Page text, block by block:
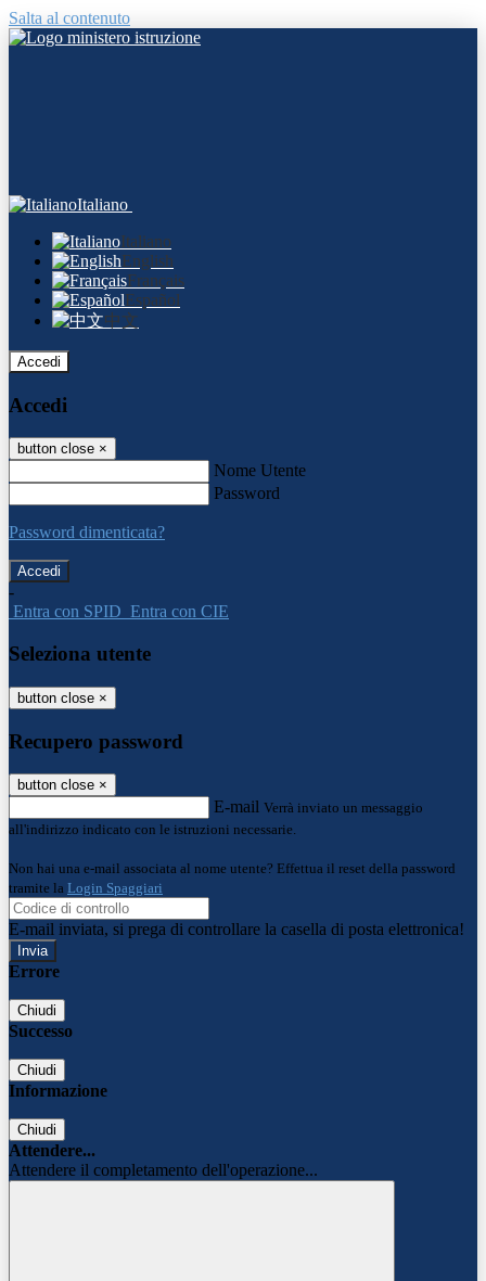
Salta al contenuto
Italiano
Italiano
English
Français
Español
中文
Accedi
Accedi
button close ×
Nome Utente
Password
Password dimenticata?
-
Entra con SPID Entra con CIE
Seleziona utente
button close ×
Recupero password
button close ×
E-mail Verrà inviato un messaggio
all'indirizzo indicato con le istruzioni necessarie.
Non hai una e-mail associata al nome utente? Effettua il reset della password
tramite la Login Spaggiari
E-mail inviata, si prega di controllare la casella di posta elettronica!
Errore
Chiudi
Successo
Chiudi
Informazione
Chiudi
Attendere...
Attendere il completamento dell'operazione...